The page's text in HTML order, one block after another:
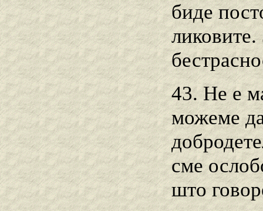
биде
ликовите.
43. Не е
можеме
сме
што